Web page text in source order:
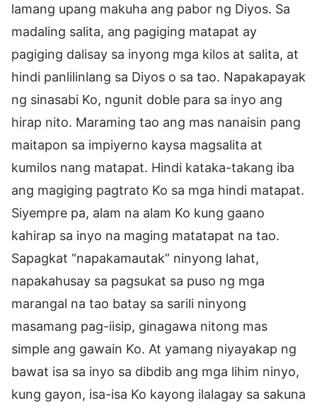
lamang upang makuha ang pabor ng Diyos. Sa
madaling salita, ang pagiging matapat ay
pagiging dalisay sa inyong mga kilos at salita, at
hindi panlilinlang sa Diyos o sa tao. Napakapayak
ng sinasabi Ko, ngunit doble para sa inyo ang
hirap nito. Maraming tao ang mas nanaisin pang
maitapon sa impiyerno kaysa magsalita at
kumilos nang matapat. Hindi kataka-takang iba
ang magiging pagtrato Ko sa mga hindi matapat.
Siyempre pa, alam na alam Ko kung gaano
kahirap sa inyo na maging matatapat na tao.
Sapagkat “napakamautak” ninyong lahat,
napakahusay sa pagsukat sa puso ng mga
marangal na tao batay sa sarili ninyong
masamang pag-iisip, ginagawa nitong mas
simple ang gawain Ko. At yamang niyayakap ng
bawat isa sa inyo sa dibdib ang mga lihim ninyo,
kung gayon, isa-isa Ko kayong ilalagay sa sakuna